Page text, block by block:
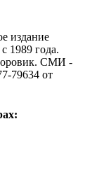
издание
1989 года.
CМИ -
79634 от